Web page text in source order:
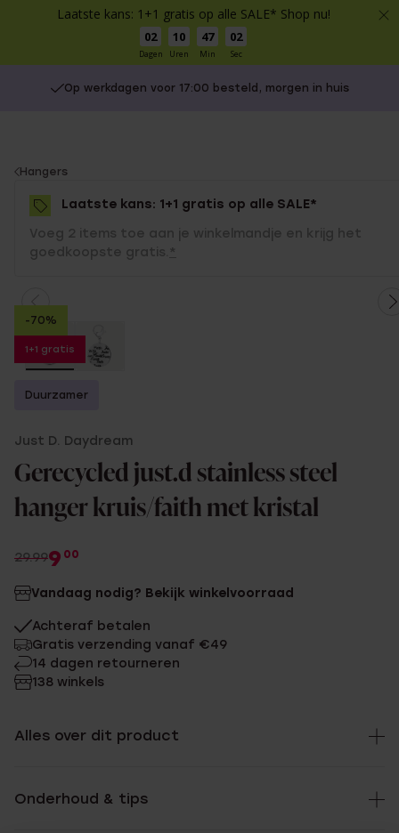
Laatste kans: 1+1 gratis op alle SALE* Shop nu!
02
Dagen
10
Uren
47
Min
02
Sec
Op werkdagen voor 17:00 besteld, morgen in huis
You
are
here:
Hangers
Laatste kans: 1+1 gratis op alle SALE*
Voeg 2 items toe aan je winkelmandje en krijg het
goedkoopste gratis. *
-70%
1+1 gratis
Duurzamer
Just D. Daydream
Gerecycled just.d stainless steel
hanger kruis/faith met kristal
29.999 00
Vandaag nodig? Bekijk winkelvoorraad
Achteraf betalen
Gratis verzending vanaf €49
14 dagen retourneren
138 winkels
Alles over dit product
Onderhoud & tips